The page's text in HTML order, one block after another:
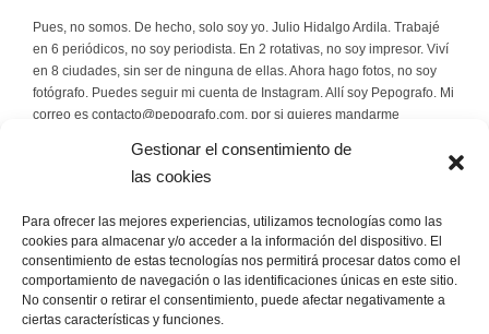
Gestionar el consentimiento de
las cookies
Para ofrecer las mejores experiencias, utilizamos tecnologías como las
cookies para almacenar y/o acceder a la información del dispositivo. El
consentimiento de estas tecnologías nos permitirá procesar datos como el
comportamiento de navegación o las identificaciones únicas en este sitio.
No consentir o retirar el consentimiento, puede afectar negativamente a
ciertas características y funciones.
Pues, no somos. De hecho, solo soy yo. Julio Hidalgo Ardila. Trabajé
en 6 periódicos, no soy periodista. En 2 rotativas, no soy impresor. Viví
en 8 ciudades, sin ser de ninguna de ellas. Ahora hago fotos, no soy
fotógrafo. Puedes seguir mi cuenta de Instagram. Allí soy Pepografo. Mi
correo es contacto@pepografo.com, por si quieres mandarme
contacto@pepografo.com
Sígueme